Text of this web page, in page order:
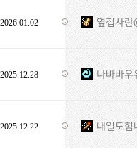
2026.01.02 옆집사란
2025.12.28 나바바우
2025.12.22 내일도힘